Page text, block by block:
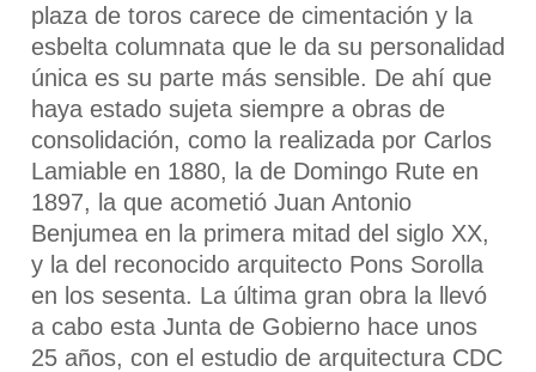
plaza de toros carece de cimentación y la
esbelta columnata que le da su personalidad
única es su parte más sensible. De ahí que
haya estado sujeta siempre a obras de
consolidación, como la realizada por Carlos
Lamiable en 1880, la de Domingo Rute en
1897, la que acometió Juan Antonio
Benjumea en la primera mitad del siglo XX,
y la del reconocido arquitecto Pons Sorolla
en los sesenta. La última gran obra la llevó
a cabo esta Junta de Gobierno hace unos
25 años, con el estudio de arquitectura CDC